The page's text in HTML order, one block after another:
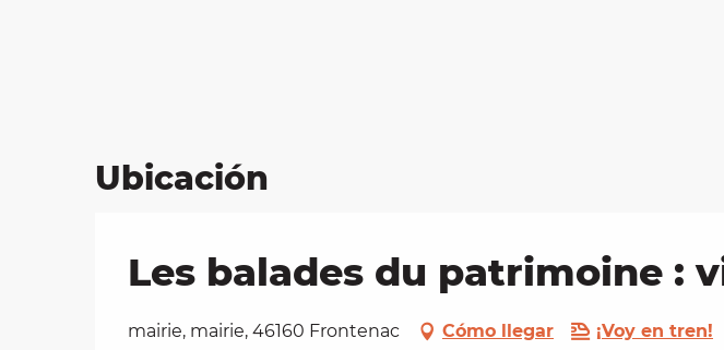
Ubicación
Les balades du patrimoine :
mairie, mairie, 46160 Frontenac Cómo llegar ¡Voy en tren!